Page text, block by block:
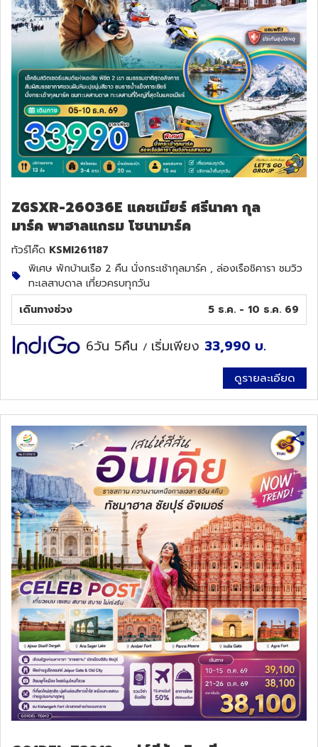
ZGSXR-26036E แคชเมียร์ ศรีนาคา กุล
มาร์ค พาฮาลแกรม โซนามาร์ค
ทัวร์โค๊ด KSMI261187
พิเศษ พักบ้านเรือ 2 คืน นั่งกระเช้ากุลมาร์ค , ล่องเรือชิคารา ชมวิว
ทะเลสาบดาล เที่ยวครบทุกวัน
เดินทางช่วง
5 ธ.ค. - 10 ธ.ค. 69
6วัน 5คืน / เริ่มเพียง 33,990 บ.
ดูรายละเอียด